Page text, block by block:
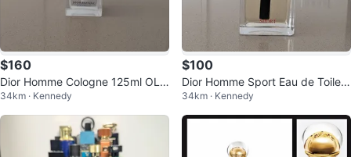
$160
Dior Homme Cologne 125ml OLD
STYLE BOTTLE
34km · Kennedy
$100
Dior Homme Sport Eau de Toilett
e 125ml
34km · Kennedy